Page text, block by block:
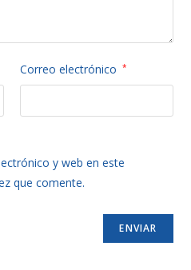
Correo electrónico *
y web en este
que comente.